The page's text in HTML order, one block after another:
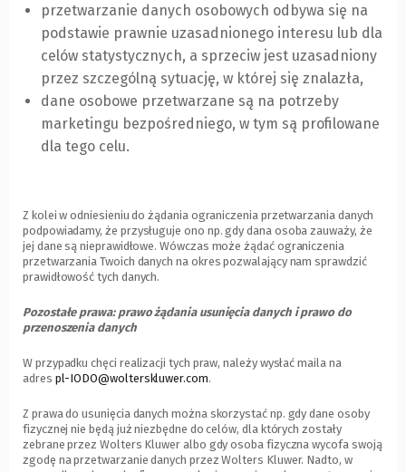
przetwarzanie danych osobowych odbywa się na
podstawie prawnie uzasadnionego interesu lub dla
celów statystycznych, a sprzeciw jest uzasadniony
przez szczególną sytuację, w której się znalazła,
dane osobowe przetwarzane są na potrzeby
marketingu bezpośredniego, w tym są profilowane
dla tego celu.
Z kolei w odniesieniu do żądania ograniczenia przetwarzania danych
podpowiadamy, że przysługuje ono np. gdy dana osoba zauważy, że
jej dane są nieprawidłowe. Wówczas może żądać ograniczenia
przetwarzania Twoich danych na okres pozwalający nam sprawdzić
prawidłowość tych danych.
Pozostałe prawa: prawo żądania usunięcia danych i prawo do
przenoszenia danych
W przypadku chęci realizacji tych praw, należy wysłać maila na
adres pl-IODO@wolterskluwer.com.
Z prawa do usunięcia danych można skorzystać np. gdy dane osoby
fizycznej nie będą już niezbędne do celów, dla których zostały
zebrane przez Wolters Kluwer albo gdy osoba fizyczna wycofa swoją
zgodę na przetwarzanie danych przez Wolters Kluwer. Nadto, w